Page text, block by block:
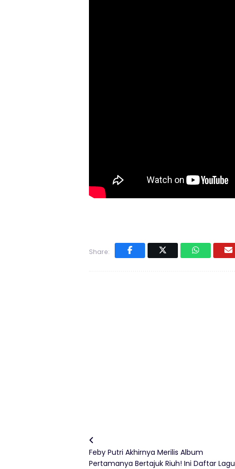
Share:
Feby Putri Akhirnya Merilis Album
Pertamanya Bertajuk Riuh! Ini Daftar Lagu